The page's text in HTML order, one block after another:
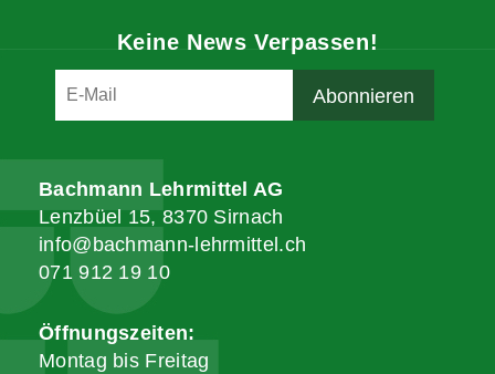
Keine News Verpassen!
Bachmann Lehrmittel AG
Lenzbüel 15, 8370 Sirnach
info@bachmann-lehrmittel.ch
071 912 19 10
Öffnungszeiten:
Montag bis Freitag